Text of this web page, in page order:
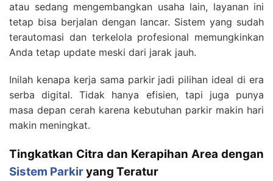
atau sedang mengembangkan usaha lain, layanan ini
tetap bisa berjalan dengan lancar. Sistem yang sudah
terautomasi dan terkelola profesional memungkinkan
Anda tetap update meski dari jarak jauh.
Inilah kenapa kerja sama parkir jadi pilihan ideal di era
serba digital. Tidak hanya efisien, tapi juga punya
masa depan cerah karena kebutuhan parkir makin hari
makin meningkat.
Tingkatkan Citra dan Kerapihan Area dengan
Sistem Parkiryang Teratur